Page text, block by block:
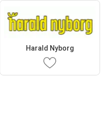
Harald Nyborg